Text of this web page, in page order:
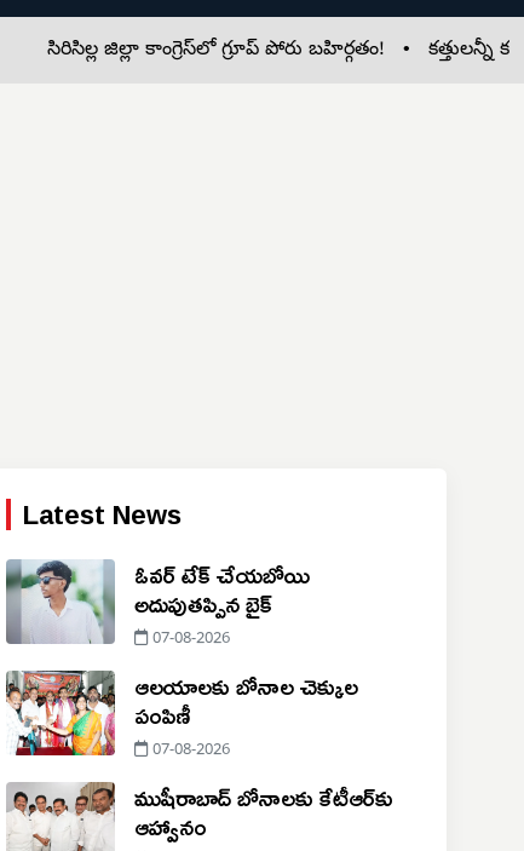
సిరిసిల్ల జిల్లా కాంగ్రెస్‌లో గ్రూప్ పోరు బహిర్గతం! •కత్తులన్నీ
Latest News
ఓవర్ టేక్ చేయబోయి
అదుపుతప్పిన బైక్
07-08-2026
ఆలయాలకు బోనాల చెక్కుల
పంపిణీ
07-08-2026
ముషీరాబాద్ బోనాలకు కేటీఆర్‌కు
ఆహ్వానం